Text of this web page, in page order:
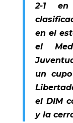
2-1
en el
el
un
el DIM
y la